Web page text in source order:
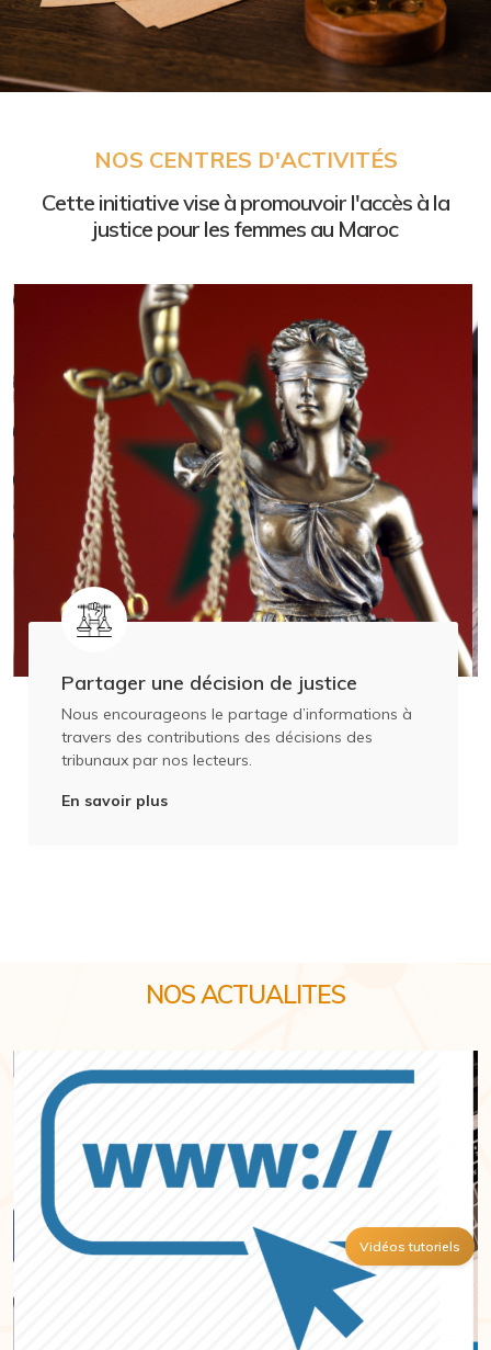
Normes internationales
Comment les plaider devant les tribunaux
Cliquez ici »
Vidéos tutoriels
NOS CENTRES D'ACTIVITÉS
Cette initiative vise à promouvoir l'accès à la
justice pour les femmes au Maroc
Partager une décision de justice
Nous encourageons le partage d’informations à
travers des contributions des décisions des
tribunaux par nos lecteurs.
En savoir plus
NOS ACTUALITES